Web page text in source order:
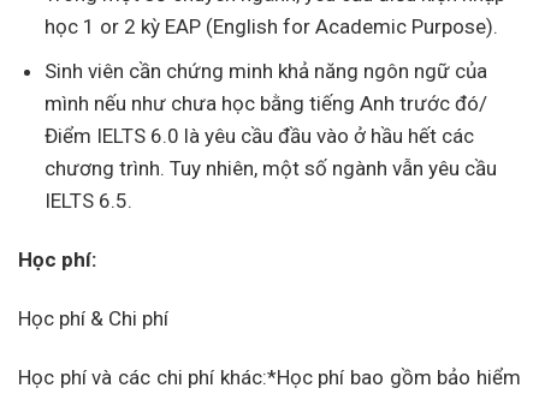
học 1 or 2 kỳ EAP (English for Academic Purpose).
Sinh viên cần chứng minh khả năng ngôn ngữ của
mình nếu như chưa học bằng tiếng Anh trước đó/
Điểm IELTS 6.0 là yêu cầu đầu vào ở hầu hết các
chương trình. Tuy nhiên, một số ngành vẫn yêu cầu
IELTS 6.5.
Học phí:
Học phí & Chi phí
Học phí và các chi phí khác:*Học phí bao gồm bảo hiểm